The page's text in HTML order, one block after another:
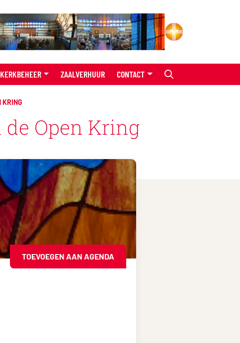
KERKBEHEER ZAALVERHUUR CONTACT
KRING
Open Kring
TOEVOEGEN AAN AGENDA